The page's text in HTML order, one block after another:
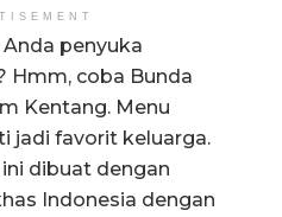
Anda penyuka
Hmm, coba Bunda
Kentang. Menu
jadi favorit keluarga.
dibuat dengan
Indonesia dengan